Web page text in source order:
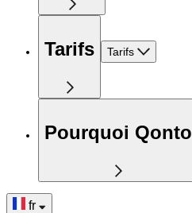
Tarifs Tarifs
Pourquoi Qonto
fr